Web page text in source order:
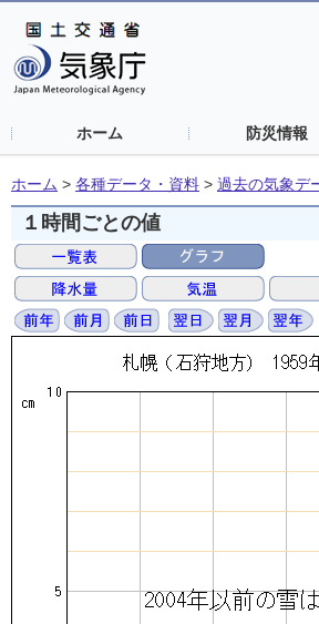
ホーム 防災情報
ホーム > 各種データ・資料 > 過去の気象デ
１時間ごとの値